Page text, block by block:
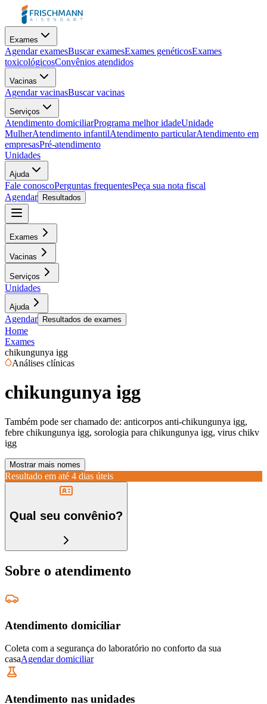
Exames
Agendar examesBuscar examesExames genéticosExames
toxicológicosConvênios atendidos
Vacinas
Agendar vacinasBuscar vacinas
Serviços
Atendimento domiciliarPrograma melhor idadeUnidade
MulherAtendimento infantilAtendimento particularAtendimento em
empresasPré-atendimento
Unidades
Ajuda
Fale conoscoPerguntas frequentesPeça sua nota fiscal
Agendar
Resultados
Exames
Vacinas
Serviços
Unidades
Ajuda
Agendar Resultados de exames
Home
Exames
chikungunya igg
Análises clínicas
chikungunya igg
Também pode ser chamado de: anticorpos anti-chikungunya igg,
febre chikungunya igg, sorologia para chikungunya igg, virus chikv
igg
Mostrar mais nomes
Resultado em até 4 dias úteis
Qual seu convênio?
Sobre o atendimento
Atendimento domiciliar
Coleta com a segurança do laboratório no conforto da sua
casaAgendar domiciliar
Atendimento nas unidades